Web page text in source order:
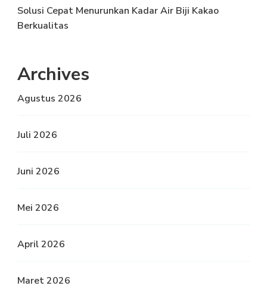
Solusi Cepat Menurunkan Kadar Air Biji Kakao
Berkualitas
Archives
Agustus 2026
Juli 2026
Juni 2026
Mei 2026
April 2026
Maret 2026